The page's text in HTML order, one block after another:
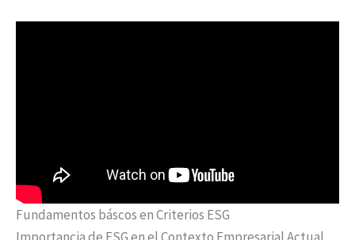
Fundamentos báscos en Criterios ESG